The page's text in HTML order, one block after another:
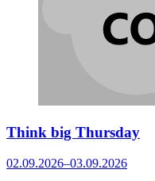
Think big Thursday
02.09.2026–03.09.2026